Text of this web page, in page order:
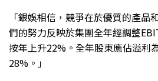
「銀娛相信，競爭在於優質的產品
們的努力反映於集團全年經調整
按年上升22%。全年股東應佔溢利
28%。」